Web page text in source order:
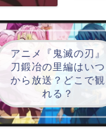
アニメ『鬼滅の刃』
刀鍛冶の里編はいつ
から放送？どこで観
れる？